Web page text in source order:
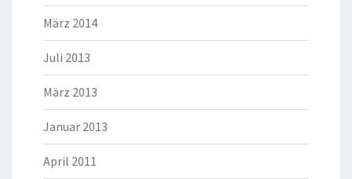
März 2014
Juli 2013
März 2013
Januar 2013
April 2011